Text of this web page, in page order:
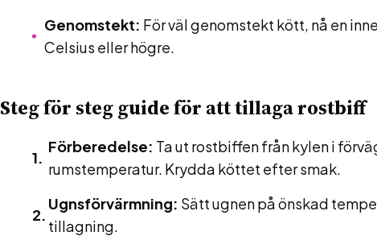
Genomstekt: För väl genomstekt kött, nå en
Celsius eller högre.
Steg för steg guide för att tillaga rostbiff
Förberedelse: Ta ut rostbiffen från kylen i
rumstemperatur. Krydda köttet efter smak.
Ugnsförvärmning: Sätt ugnen på önskad
tillagning.